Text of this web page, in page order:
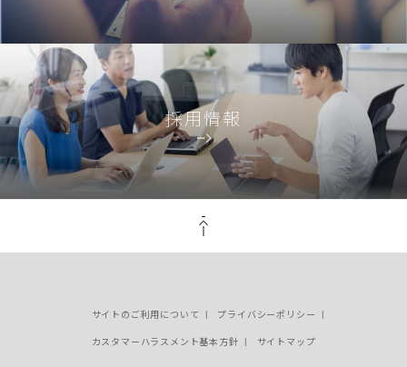
採用情報
サイトのご利用について
プライバシーポリシー
カスタマーハラスメント基本方針
サイトマップ